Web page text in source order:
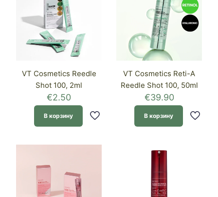
VT Cosmetics Reedle
Shot 100, 2ml
€2.50
В корзину
VT Cosmetics Reti-A
Reedle Shot 100, 50ml
€39.90
В корзину